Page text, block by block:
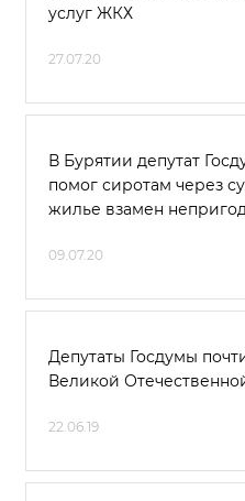
услуг ЖКХ
27.07.20
В Бурятии депутат
помог сиротам через
жилье взамен
09.07.20
Депутаты Госдумы
Великой
22.06.19